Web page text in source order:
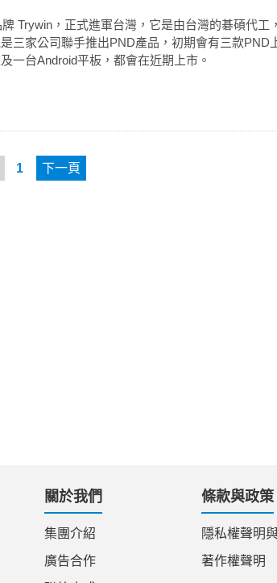
Trywin，正式進軍台灣，它是由台灣的碁碩代工
三家公司聯手推出PND產品，初期會有三款PND
一台Android平板，都會在近期上市。
1 下一頁
關於我們
集團介紹
廣告合作
條款與政策
隱私權聲明
著作權聲明